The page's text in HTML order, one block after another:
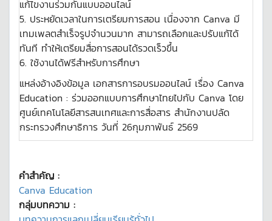
แก้ไขงานร่วมกันแบบออนไลน์
5. ประหยัดเวลาในการเตรียมการสอน เนื่องจาก Canva มี
เทมเพลตสำเร็จรูปจำนวนมาก สามารถเลือกและปรับแก้ได้
ทันที ทำให้เตรียมสื่อการสอนได้รวดเร็วขึ้น
6. ใช้งานได้ฟรีสำหรับการศึกษา
แหล่งอ้างอิงข้อมูล เอกสารการอบรมออนไลน์ เรื่อง Canva
Education : ร่วมออกแบบการศึกษาไทยไปกับ Canva โดย
ศูนย์เทคโนโลยีสารสนเทศและการสื่อสาร สำนักงานปลัด
กระทรวงศึกษาธิการ วันที่ 26กุมภาพันธ์ 2569
คำสำคัญ :
Canva Education
กลุ่มบทความ :